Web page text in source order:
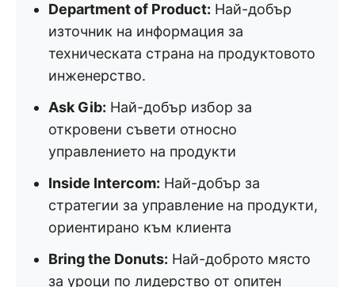
Department of Product: Най-добър
източник на информация за
техническата страна на продуктовото
инженерство.
Ask Gib: Най-добър избор за
откровени съвети относно
управлението на продукти
Inside Intercom: Най-добър за
стратегии за управление на продукти,
ориентирано към клиента
Bring the Donuts: Най-доброто място
за уроци по лидерство от опитен